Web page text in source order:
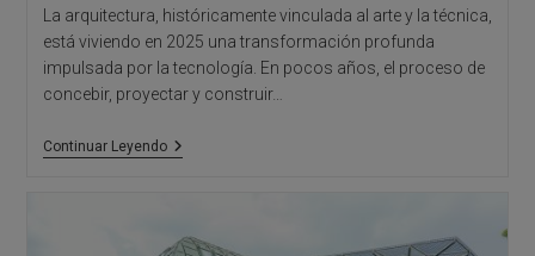
La arquitectura, históricamente vinculada al arte y la técnica,
está viviendo en 2025 una transformación profunda
impulsada por la tecnología. En pocos años, el proceso de
concebir, proyectar y construir…
Continuar LeyendoArquitectura
Redefine